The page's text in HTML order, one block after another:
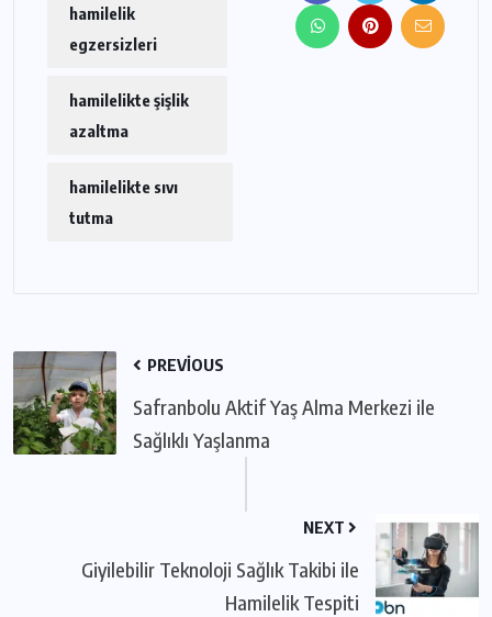
hamilelik
egzersizleri
hamilelikte şişlik
azaltma
hamilelikte sıvı
tutma
PREVIOUS
Safranbolu Aktif Yaş Alma Merkezi ile
Sağlıklı Yaşlanma
NEXT
Giyilebilir Teknoloji Sağlık Takibi ile
Hamilelik Tespiti